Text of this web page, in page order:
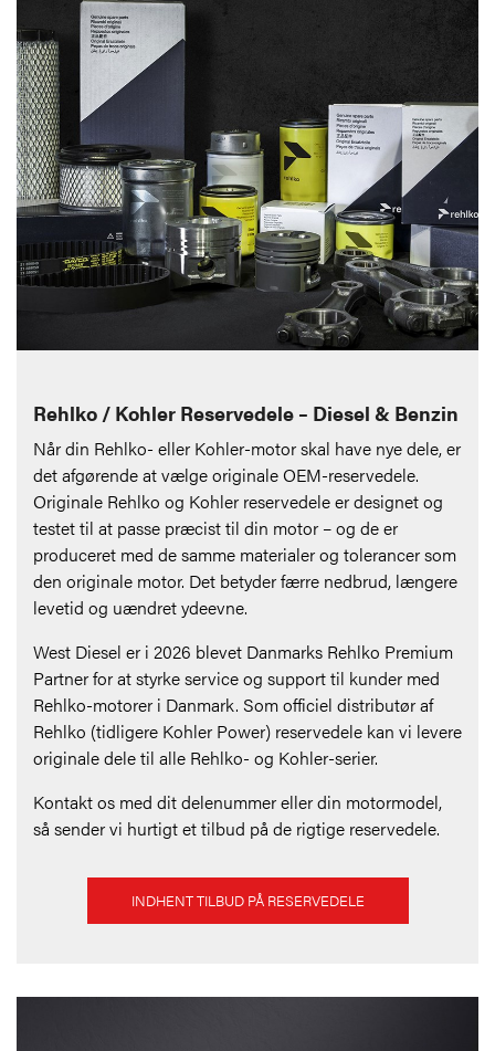
Rehlko / Kohler Reservedele – Diesel & Benzin
Når din Rehlko- eller Kohler-motor skal have nye dele, er
det afgørende at vælge originale OEM-reservedele.
Originale Rehlko og Kohler reservedele er designet og
testet til at passe præcist til din motor – og de er
produceret med de samme materialer og tolerancer som
den originale motor. Det betyder færre nedbrud, længere
levetid og uændret ydeevne.
West Diesel er i 2026 blevet Danmarks Rehlko Premium
Partner for at styrke service og support til kunder med
Rehlko-motorer i Danmark. Som officiel distributør af
Rehlko (tidligere Kohler Power) reservedele kan vi levere
originale dele til alle Rehlko- og Kohler-serier.
Kontakt os med dit delenummer eller din motormodel,
så sender vi hurtigt et tilbud på de rigtige reservedele.
INDHENT TILBUD PÅ RESERVEDELE